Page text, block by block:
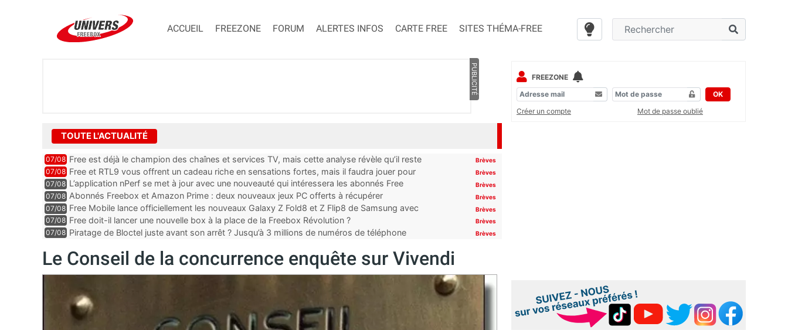
ACCUEIL FREEZONE FORUM ALERTES INFOS CARTE FREE SITES THÉMA-FREE
PUBLICITÉ
TOUTE L'ACTUALITÉ
07/08 Free est déjà le champion des chaînes et services TV, mais cette analyse révèle qu’il reste
encore au moin...
Brèves
07/08 Free et RTL9 vous offrent un cadeau riche en sensations fortes, mais il faudra jouer pour
l’obtenir
Brèves
07/08 L’application nPerf se met à jour avec une nouveauté qui intéressera les abonnés Free
Mobile, Orange, SFR ...
Brèves
07/08 Abonnés Freebox et Amazon Prime : deux nouveaux jeux PC offerts à récupérer Brèves
07/08 Free Mobile lance officiellement les nouveaux Galaxy Z Fold8 et Z Flip8 de Samsung avec
des promos et des cadeaux
Brèves
07/08 Free doit-il lancer une nouvelle box à la place de la Freebox Révolution ? Brèves
07/08 Piratage de Bloctel juste avant son arrêt ? Jusqu’à 3 millions de numéros de téléphone
Brèves
Le Conseil de la concurrence enquête sur Vivendi
FREEZONE
OK
Créer un compte
Mot de passe oublié